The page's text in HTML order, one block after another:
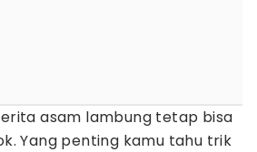
asam lambung tetap bisa
Yang penting kamu tahu trik